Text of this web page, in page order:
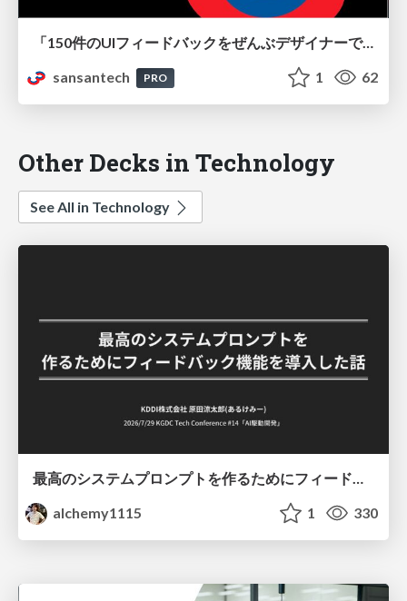
「150件のUIフィードバックをぜんぶデザイナーで直すことにした」の裏側で、エンジニアは何をしていたのか
sansantech
PRO 1 62
Other Decks in Technology
See All in Technology
alchemy1115
1 330